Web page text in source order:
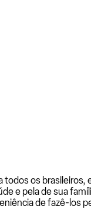
os
e pela de sua
de fazê-los